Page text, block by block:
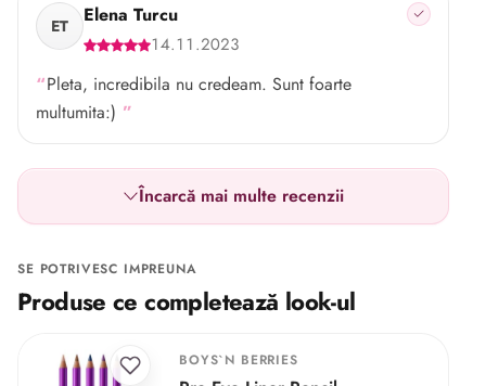
ET Elena Turcu
14.11.2023
Pleta, incredibila nu credeam. Sunt foarte
multumita:)
Încarcă mai multe recenzii
SE POTRIVESC IMPREUNA
Produse ce completează look-ul
BOYS`N BERRIES